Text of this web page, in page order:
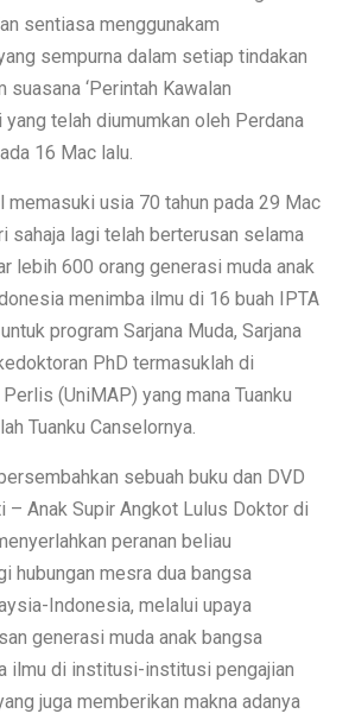
sentiasa menggunakam
sempurna dalam setiap tindakan
‘Perintah Kawalan
yang telah diumumkan oleh Perdana
16 Mac lalu.
memasuki usia 70 tahun pada 29 Mac
sahaja lagi telah berterusan selama
lebih 600 orang generasi muda anak
menimba ilmu di 16 buah IPTA
program Sarjana Muda, Sarjana
PhD termasuklah di
(UniMAP) yang mana Tuanku
Tuanku Canselornya.
sebuah buku dan DVD
– Anak Supir Angkot Lulus Doktor di
peranan beliau
hubungan mesra dua bangsa
Indonesia, melalui upaya
generasi muda anak bangsa
ilmu di institusi-institusi pengajian
juga memberikan makna adanya